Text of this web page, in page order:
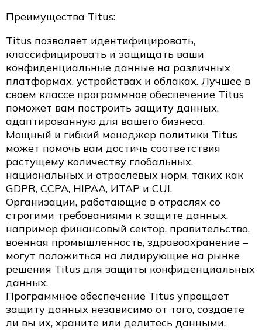
Преимущества Titus:
Titus позволяет идентифицировать,
классифицировать и защищать ваши
конфиденциальные данные на различных
платформах, устройствах и облаках. Лучшее в
своем классе программное обеспечение Titus
поможет вам построить защиту данных,
адаптированную для вашего бизнеса.
Мощный и гибкий менеджер политики Titus
может помочь вам достичь соответствия
растущему количеству глобальных,
национальных и отраслевых норм, таких как
GDPR, CCPA, HIPAA, ИТАР и CUI.
Организации, работающие в отраслях со
строгими требованиями к защите данных,
например финансовый сектор, правительство,
военная промышленность, здравоохранение –
могут положиться на лидирующие на рынке
решения Titus для защиты конфиденциальных
данных.
Программное обеспечение Titus упрощает
защиту данных независимо от того, создаете
ли вы их, храните или делитесь данными.